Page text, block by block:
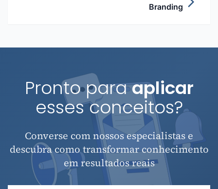
Branding
Pronto paraaplicar
esses conceitos?
Converse com nossos especialistas e
descubra como transformar conhecimento
em resultados reais